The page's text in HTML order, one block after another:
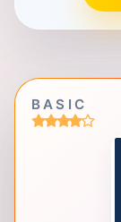
BASIC